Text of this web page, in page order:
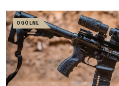
OGÓLNE